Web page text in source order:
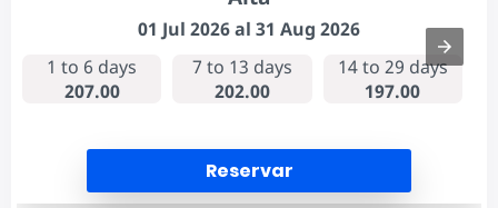
01 Jul 2026 al 31 Aug 2026
1 to 6 days
207.00
7 to 13 days
202.00
14 to 29 days
197.00
Reservar